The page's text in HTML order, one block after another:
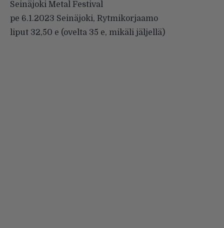
Seinäjoki Metal Festival
pe 6.1.2023 Seinäjoki, Rytmikorjaamo
liput 32,50 e (ovelta 35 e, mikäli jäljellä)